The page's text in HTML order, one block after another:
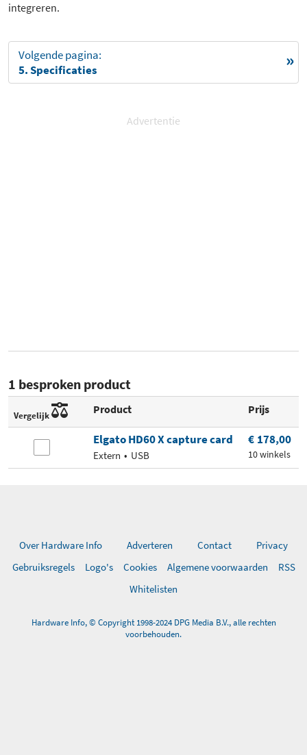
integreren.
Volgende pagina:
5. Specificaties
Advertentie
1 besproken product
Vergelijk Product Prijs
Elgato HD60 X capture card
Extern USB
€ 178,00
10 winkels
Over Hardware Info Adverteren Contact
Privacy
Gebruiksregels
Logo's Cookies Algemene voorwaarden
RSS
Whitelisten
Hardware Info, © Copyright 1998-2024 DPG Media B.V., alle rechten
voorbehouden.